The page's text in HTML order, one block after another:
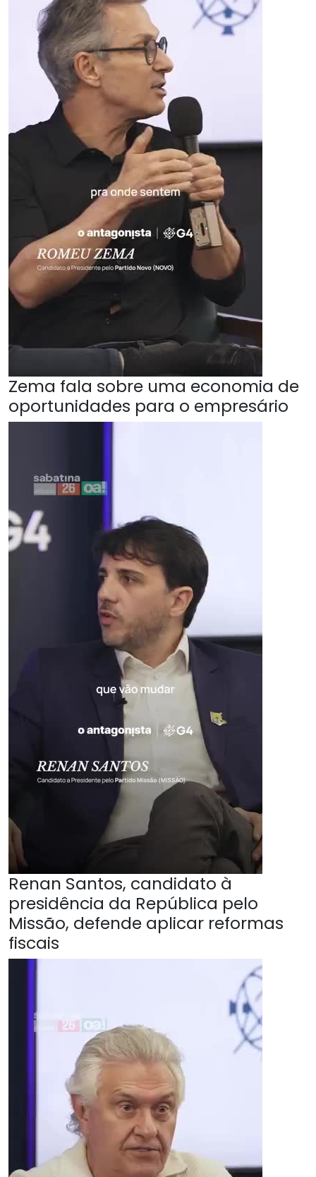
Zema fala sobre uma economia de
oportunidades para o empresário
Renan Santos, candidato à
presidência da República pelo
Missão, defende aplicar reformas
fiscais